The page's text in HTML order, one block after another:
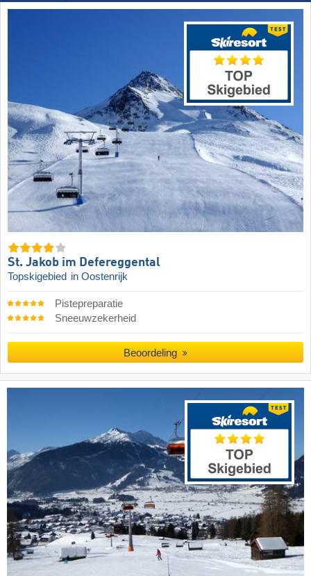
St. Jakob im Defereggental
Topskigebied in Oostenrijk
Pistepreparatie
Sneeuwzekerheid
Beoordeling